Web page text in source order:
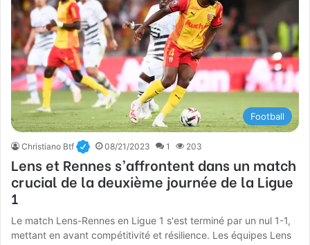
Football
Christiano Btf 08/21/2023 1 203
Lens et Rennes s’affrontent dans un match
crucial de la deuxième journée de la Ligue
1
Le match Lens-Rennes en Ligue 1 s'est terminé par un nul 1-1,
mettant en avant compétitivité et résilience. Les équipes Lens